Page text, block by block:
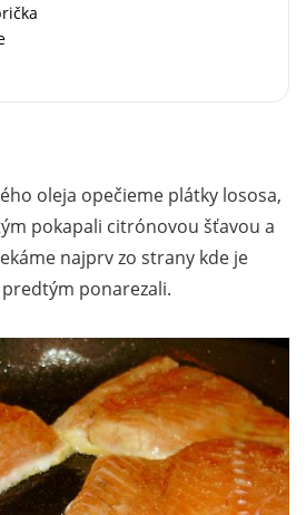
oleja opečieme plátky lososa,
pokapali citrónovou šťavou a
najprv zo strany kde je
ponarezali.